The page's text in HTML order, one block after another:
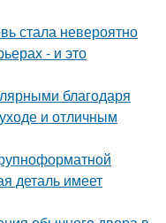
стала невероятно
- и это
благодаря
и отличным
деталь имеет